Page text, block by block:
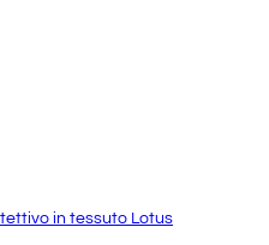
in tessuto Lotus